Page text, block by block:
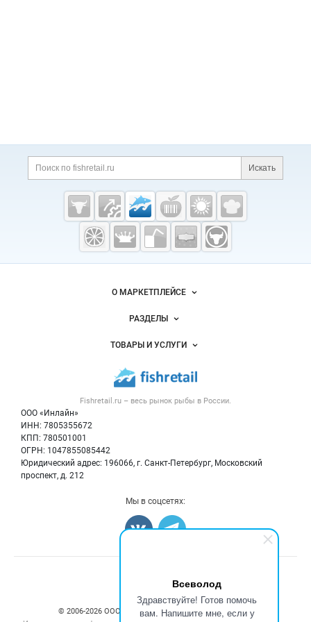
Всеволод
Здравствуйте! Готов помочь
вам. Напишите мне, если у
Искать
Fishretail.ru —
рыба,
морепродукты
Fishretail.ru – весь рынок рыбы в России.
ООО «Инлайн»
ИНН: 7805355672
КПП: 780501001
ОГРН: 1047855085442
Юридический адрес: 196066, г. Санкт-Петербург, Московский
проспект, д. 212
О МАРКЕТПЛЕЙСЕ
Новости Fishretail.ru
Размещение рекламы
Публичная оферта
Контактная информация
Политика обработки персональных данных
РАЗДЕЛЫ
Объявления
Новости рынка
Блог
ТОВАРЫ И УСЛУГИ
Рыба
Икра
Мы в соцсетях:
© 2006‑2026 ООО “Инлайн”. 12+ Все права защищены.